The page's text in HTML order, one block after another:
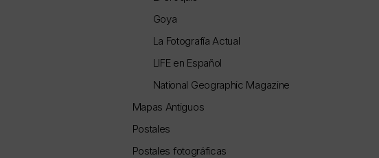
Goya
La Fotografía Actual
LIFE en Español
National Geographic Magazine
Mapas Antiguos
Postales
Postales fotográficas